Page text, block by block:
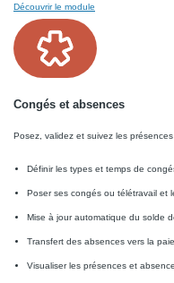
Découvrir le module
Congés et absences
Posez, validez et suivez les
Définir les types et temps de
Poser ses congés ou télétravail et
Mise à jour automatique du solde
Transfert des absences vers la paie
Visualiser les présences et